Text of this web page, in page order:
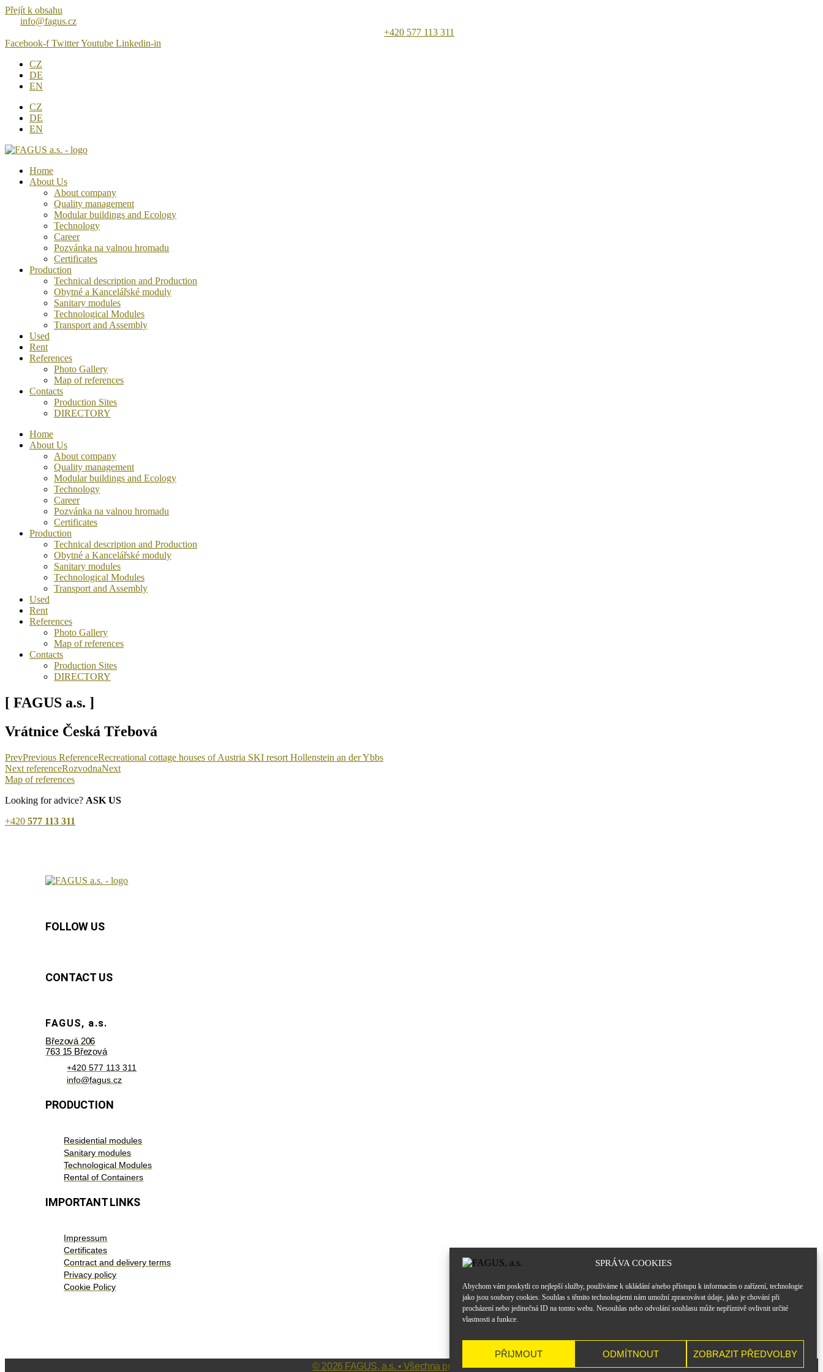
SPRÁVA COOKIES
Abychom vám poskytli co nejlepší služby, používáme k ukládání a/nebo přístupu k informacím o zařízení, technologie
jako jsou soubory cookies. Souhlas s těmito technologiemi nám umožní zpracovávat údaje, jako je chování při
procházení nebo jedinečná ID na tomto webu. Nesouhlas nebo odvolání souhlasu může nepříznivě ovlivnit určité
vlastnosti a funkce.
PŘIJMOUT ODMÍTNOUT ZOBRAZIT PŘEDVOLBY
Přejít k obsahu
info@fagus.cz
+420 577 113 311
Facebook-f TwitterYoutube Linkedin-in
CZ
DE
EN
CZ
DE
EN
Home
About Us
About company
Quality management
Modular buildings and Ecology
Technology
Career
Pozvánka na valnou hromadu
Certificates
Production
Technical description and Production
Obytné a Kancelářské moduly
Sanitary modules
Technological Modules
Transport and Assembly
Used
Rent
References
Photo Gallery
Map of references
Contacts
Production Sites
DIRECTORY
Home
About Us
About company
Quality management
Modular buildings and Ecology
Technology
Career
Pozvánka na valnou hromadu
Certificates
Production
Technical description and Production
Obytné a Kancelářské moduly
Sanitary modules
Technological Modules
Transport and Assembly
Used
Rent
References
Photo Gallery
Map of references
Contacts
Production Sites
DIRECTORY
[ FAGUS a.s. ]
Vrátnice Česká Třebová
PrevPrevious ReferenceRecreational cottage houses of Austria SKI resort Hollenstein an der Ybbs
Next referenceRozvodnaNext
Map of references
Looking for advice? ASK US
+420 577 113 311
FOLLOW US
CONTACT US
FAGUS, a.s.
Březová 206
763 15 Březová
+420 577 113 311
info@fagus.cz
PRODUCTION
Residential modules
Sanitary modules
Technological Modules
Rental of Containers
IMPORTANT LINKS
Impressum
Certificates
Contract and delivery terms
Privacy policy
Cookie Policy
© 2026 FAGUS, a.s. • Všechna práva vyhrazena